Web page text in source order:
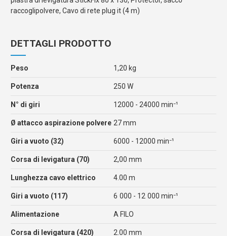
raccoglipolvere, Cavo di rete plug it (4 m)
DETTAGLI PRODOTTO
Peso 1,20 kg
Potenza 250 W
N° di giri 12000 - 24000 min⁻¹
Ø attacco aspirazione polvere 27 mm
Giri a vuoto (32) 6000 - 12000 min⁻¹
Corsa di levigatura (70) 2,00 mm
Lunghezza cavo elettrico 4.00 m
Giri a vuoto (117) 6 000 - 12 000 min⁻¹
Alimentazione A FILO
Corsa di levigatura (420) 2.00 mm